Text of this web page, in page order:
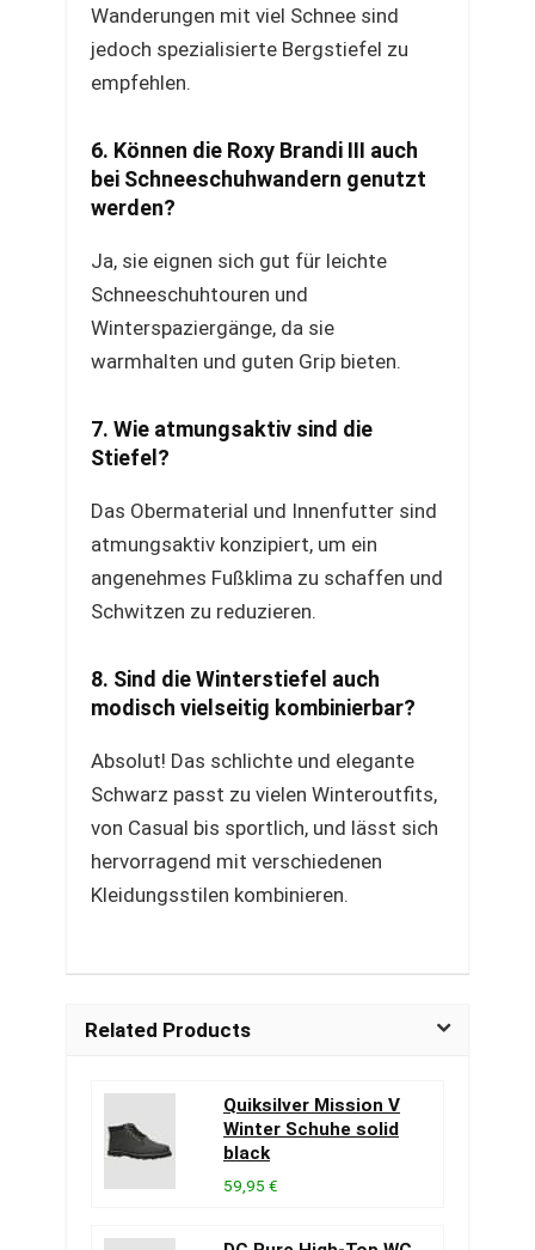
Wanderungen mit viel Schnee sind
jedoch spezialisierte Bergstiefel zu
empfehlen.
6. Können die Roxy Brandi III auch
bei Schneeschuhwandern genutzt
werden?
Ja, sie eignen sich gut für leichte
Schneeschuhtouren und
Winterspaziergänge, da sie
warmhalten und guten Grip bieten.
7. Wie atmungsaktiv sind die
Stiefel?
Das Obermaterial und Innenfutter sind
atmungsaktiv konzipiert, um ein
angenehmes Fußklima zu schaffen und
Schwitzen zu reduzieren.
8. Sind die Winterstiefel auch
modisch vielseitig kombinierbar?
Absolut! Das schlichte und elegante
Schwarz passt zu vielen Winteroutfits,
von Casual bis sportlich, und lässt sich
hervorragend mit verschiedenen
Kleidungsstilen kombinieren.
Related Products
Quiksilver Mission V
Winter Schuhe solid
black
59,95 €